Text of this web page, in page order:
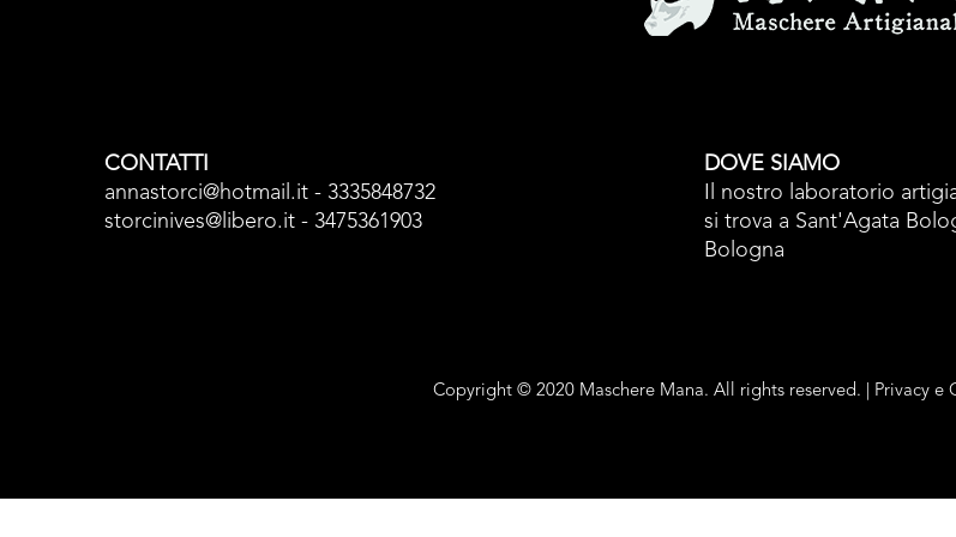
CONTATTI
annastorci@hotmail.it - 3335848732
storcinives@libero.it - 3475361903
DOVE SIAMO
Il nostro laboratorio
si trova a Sant'Agata
Bologna
Copyright © 2020 Maschere Mana. All rights reserved. | Privacy e